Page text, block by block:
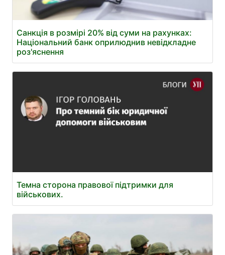
Санкція в розмірі 20% від суми на рахунках:
Національний банк оприлюднив невідкладне
роз'яснення
Темна сторона правової підтримки для
військових.